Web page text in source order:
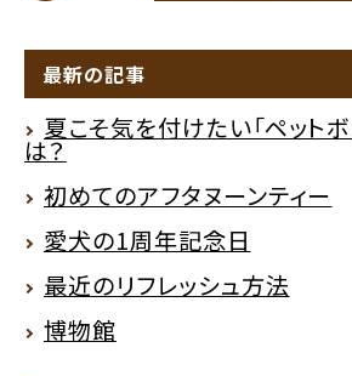
最新の記事
夏こそ気を付けたい「ペット
は？
初めてのアフタヌーンティー
愛犬の1周年記念日
最近のリフレッシュ方法
博物館